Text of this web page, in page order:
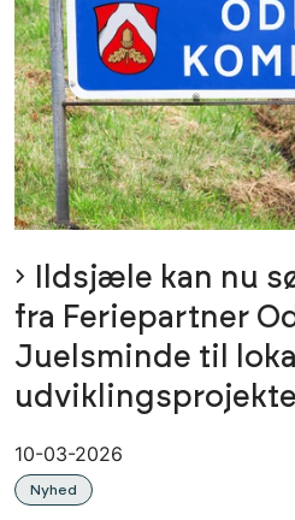
Ildsjæle kan nu
fra Feriepartner
Juelsminde til
10-03-2026
Nyhed